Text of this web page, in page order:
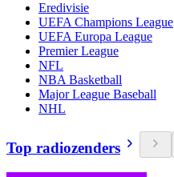
Eredivisie
UEFA Champions League
UEFA Europa League
Premier League
NFL
NBA Basketball
Major League Baseball
NHL
Top radiozenders